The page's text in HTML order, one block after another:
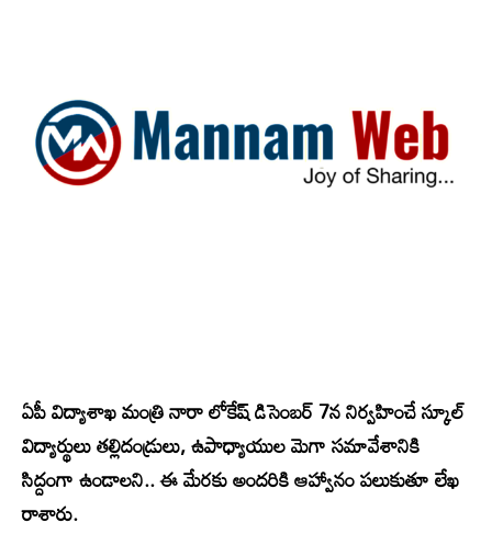
ఏపీ విద్యాశాఖ మంత్రి నారా లోకేష్ డిసెంబర్ 7న నిర్వహించే స్కూల్
విద్యార్థులు తల్లిదండ్రులు, ఉపాధ్యాయుల మెగా సమావేశానికి
సిద్దంగా ఉండాలని.. ఈ మేరకు అందరికి ఆహ్వానం పలుకుతూ లేఖ
రాశారు.